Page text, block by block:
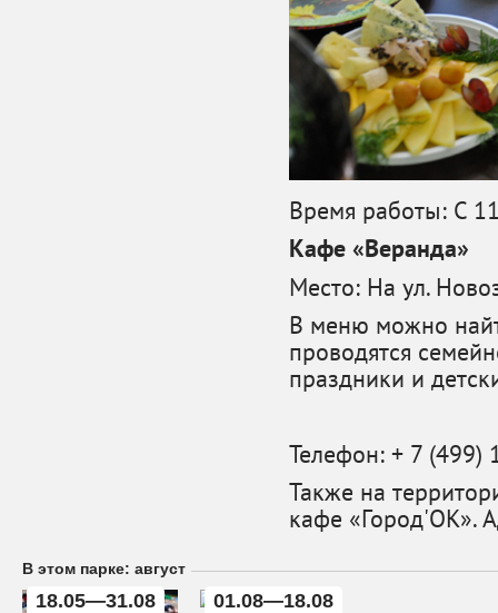
Время работы: С
Кафе «Веранда»
Место: На ул.
В меню можно
проводятся
праздники и
Телефон: + 7
Также на
кафе «Город'OK».
В этом парке: август
18.05—31.08 01.08—18.08